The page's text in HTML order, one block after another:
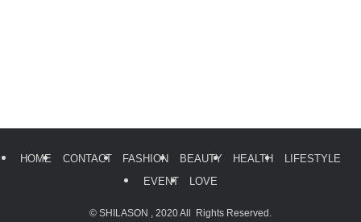
HOME CONTACT FASHION BEAUTY HEALTH
LIFESTYLE
EVENT
LOVE
© SHILASON , 2020 All Rights Reserved.